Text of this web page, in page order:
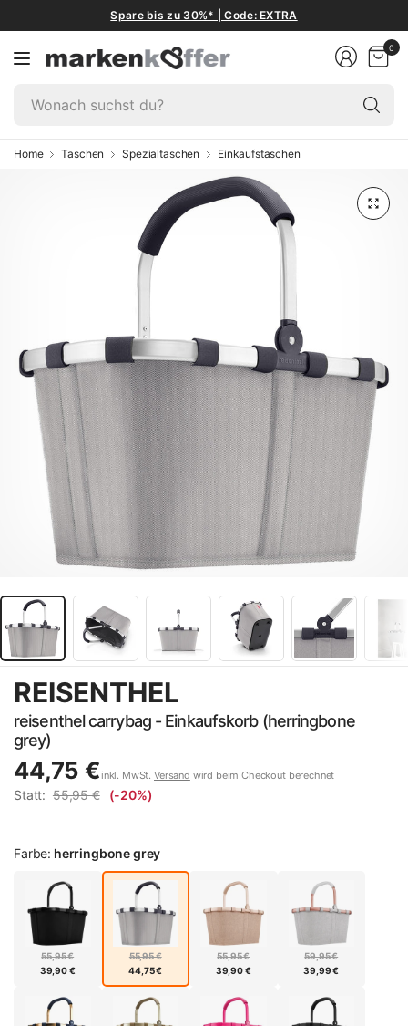
Spare bis zu 30%* | Code: EXTRA
0
Home Taschen Spezialtaschen Einkaufstaschen
REISENTHEL
reisenthel carrybag - Einkaufskorb (herringbone
grey)
44,75 €inkl. MwSt. Versand wird beim Checkout berechnet
Statt: 55,95 € (-20%)
Farbe: herringbone grey
55,95 €
39,90 €
55,95 €
44,75 €
55,95 €
39,90 €
59,95 €
39,99 €